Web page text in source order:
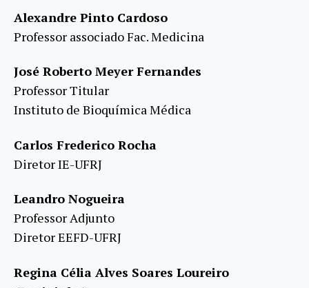
Alexandre Pinto Cardoso
Professor associado Fac. Medicina
José Roberto Meyer Fernandes
Professor Titular
Instituto de Bioquímica Médica
Carlos Frederico Rocha
Diretor IE-UFRJ
Leandro Nogueira
Professor Adjunto
Diretor EEFD-UFRJ
Regina Célia Alves Soares Loureiro